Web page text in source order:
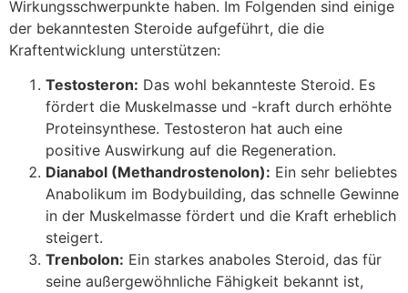
Wirkungsschwerpunkte haben. Im Folgenden sind einige
der bekanntesten Steroide aufgeführt, die die
Kraftentwicklung unterstützen:
Testosteron: Das wohl bekannteste Steroid. Es
fördert die Muskelmasse und -kraft durch erhöhte
Proteinsynthese. Testosteron hat auch eine
positive Auswirkung auf die Regeneration.
Dianabol (Methandrostenolon): Ein sehr beliebtes
Anabolikum im Bodybuilding, das schnelle Gewinne
in der Muskelmasse fördert und die Kraft erheblich
steigert.
Trenbolon: Ein starkes anaboles Steroid, das für
seine außergewöhnliche Fähigkeit bekannt ist,